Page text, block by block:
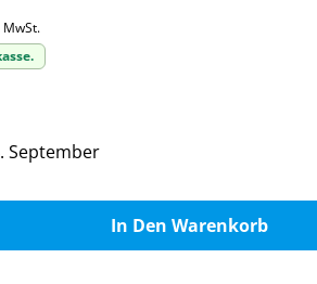
MwSt.
September
In Den Warenkorb